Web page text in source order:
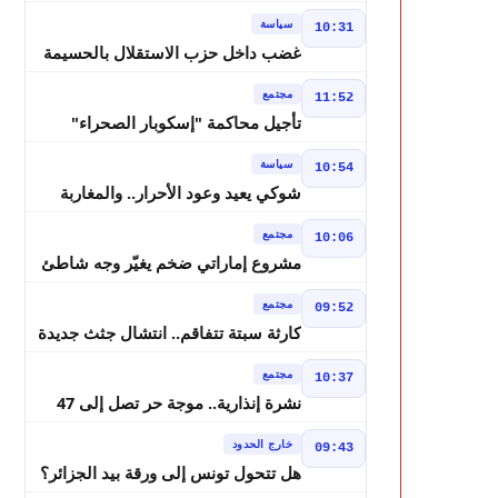
10:31 سياسة
غضب داخل حزب الاستقلال بالحسيمة
الانتخابات التشريعية
11:52 مجتمع
تأجيل محاكمة "إسكوبار الصحراء"
حالة سراح
10:54 سياسة
شوكي يعيد وعود الأحرار.. والمغاربة
10:06 مجتمع
مشروع إماراتي ضخم يغيّر وجه شاطئ
في شتنبر
09:52 مجتمع
كارثة سبتة تتفاقم.. انتشال جثث جديدة
10:37 مجتمع
نشرة إنذارية.. موجة حر تصل إلى 47
09:43 خارج الحدود
هل تتحول تونس إلى ورقة بيد الجزائر؟